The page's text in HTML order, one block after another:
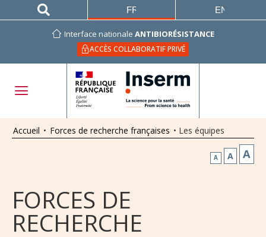
Interface nationale ANTIBIORÉSISTANCE
ACCÈS COLLABORATIF PRIVÉ
FRANÇAIS ENGLISH
Accueil • Forces de recherche françaises • Les équipes
A A A
FORCES DE
RECHERCHE